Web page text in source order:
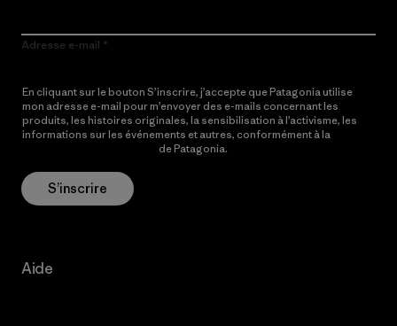
Adresse e-mail
En cliquant sur le bouton S’inscrire, j’accepte que Patagonia utilise
mon adresse e-mail pour m’envoyer des e-mails concernant les
produits, les histoires originales, la sensibilisation à l’activisme, les
informations sur les événements et autres, conformément à la
de Patagonia.
S’inscrire
Aide